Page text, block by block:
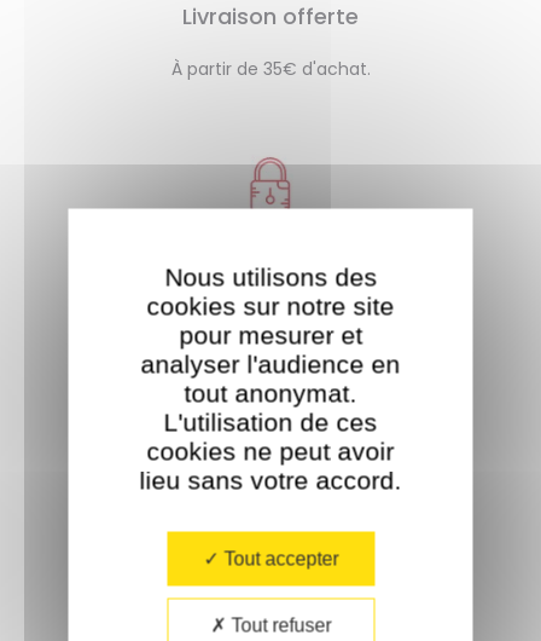
Livraison offerte
À partir de 35€ d'achat.
Paiement sécurisé
Livraison rapide
Un délai de 72h
Nous utilisons des
cookies sur notre site
pour mesurer et
analyser l'audience en
tout anonymat.
L'utilisation de ces
cookies ne peut avoir
lieu sans votre accord.​
Tout accepter
Tout refuser